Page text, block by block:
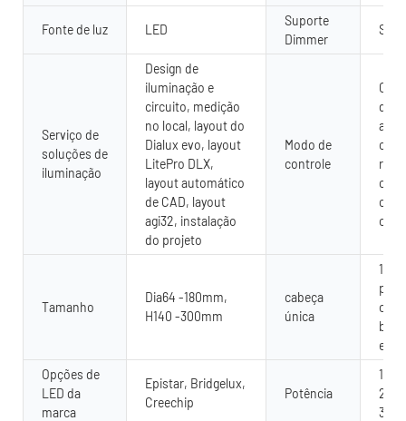
Fonte de luz LED
Suporte
Dimmer
Sim
Serviço de
soluções de
iluminação
Design de
iluminação e
circuito, medição
no local, layout do
Dialux evo, layout
LitePro DLX,
layout automático
de CAD, layout
agi32, instalação
do projeto
Modo de
controle
de
Tamanho
Dia64 -180mm,
H140 -300mm
cabeça
única
1
ou
Opções de
LED da
marca
Epistar, Bridgelux,
Creechip
Potência
36W